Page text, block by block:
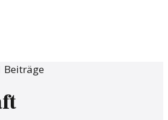
Beiträge